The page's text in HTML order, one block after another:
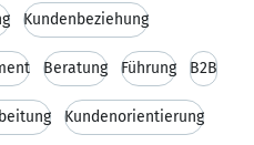
Kundenbeziehung
Beratung Führung B2B
Kundenorientierung